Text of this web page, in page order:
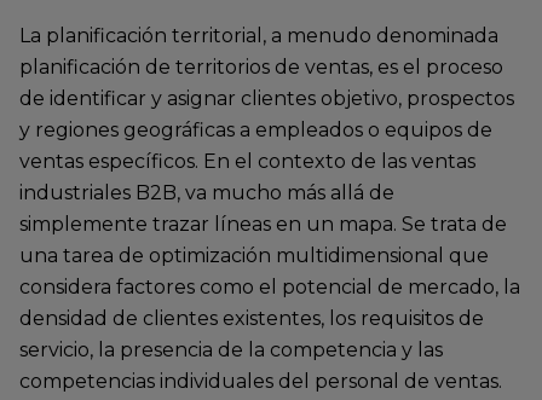
La planificación territorial, a menudo denominada
planificación de territorios de ventas, es el proceso
de identificar y asignar clientes objetivo, prospectos
y regiones geográficas a empleados o equipos de
ventas específicos. En el contexto de las ventas
industriales B2B, va mucho más allá de
simplemente trazar líneas en un mapa. Se trata de
una tarea de optimización multidimensional que
considera factores como el potencial de mercado, la
densidad de clientes existentes, los requisitos de
servicio, la presencia de la competencia y las
competencias individuales del personal de ventas.